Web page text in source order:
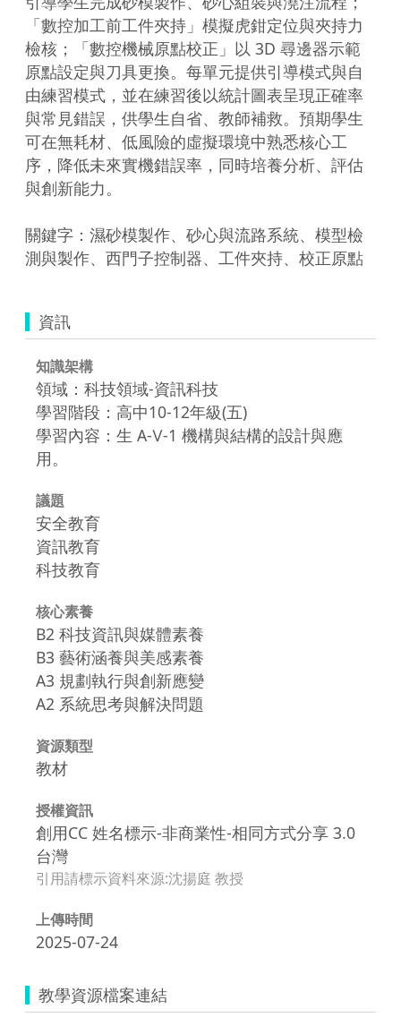
「數控加工前工件夾持」模擬虎鉗定位與夾持力
檢核；「數控機械原點校正」以 3D 尋邊器示範
原點設定與刀具更換。每單元提供引導模式與自
由練習模式，並在練習後以統計圖表呈現正確率
與常見錯誤，供學生自省、教師補救。預期學生
可在無耗材、低風險的虛擬環境中熟悉核心工
序，降低未來實機錯誤率，同時培養分析、評估
與創新能力。
關鍵字：濕砂模製作、砂心與流路系統、模型檢
測與製作、西門子控制器、工件夾持、校正原點
資訊
知識架構
領域：科技領域-資訊科技
學習階段：高中10-12年級(五)
學習內容：生 A-Ⅴ-1 機構與結構的設計與應
用。
議題
安全教育
資訊教育
科技教育
核心素養
B2 科技資訊與媒體素養
B3 藝術涵養與美感素養
A3 規劃執行與創新應變
A2 系統思考與解決問題
資源類型
教材
授權資訊
創用CC 姓名標示-非商業性-相同方式分享 3.0
台灣
引用請標示資料來源:沈揚庭 教授
上傳時間
2025-07-24
教學資源檔案連結